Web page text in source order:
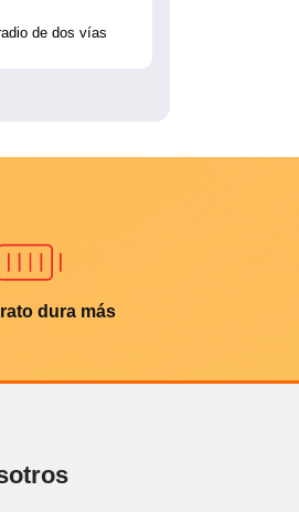
de dos vías
dura más